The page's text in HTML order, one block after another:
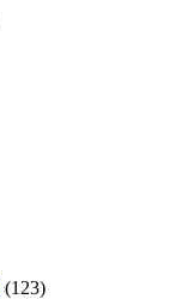
(123)